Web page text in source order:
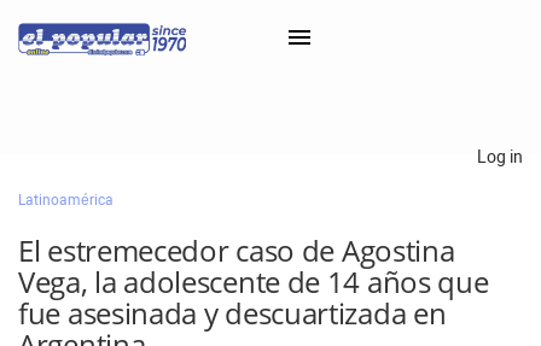
Classifieds
Categorías
Iniciar sesión con Clascal
Log in
Latinoamérica
El estremecedor caso de Agostina
Vega, la adolescente de 14 años que
fue asesinada y descuartizada en